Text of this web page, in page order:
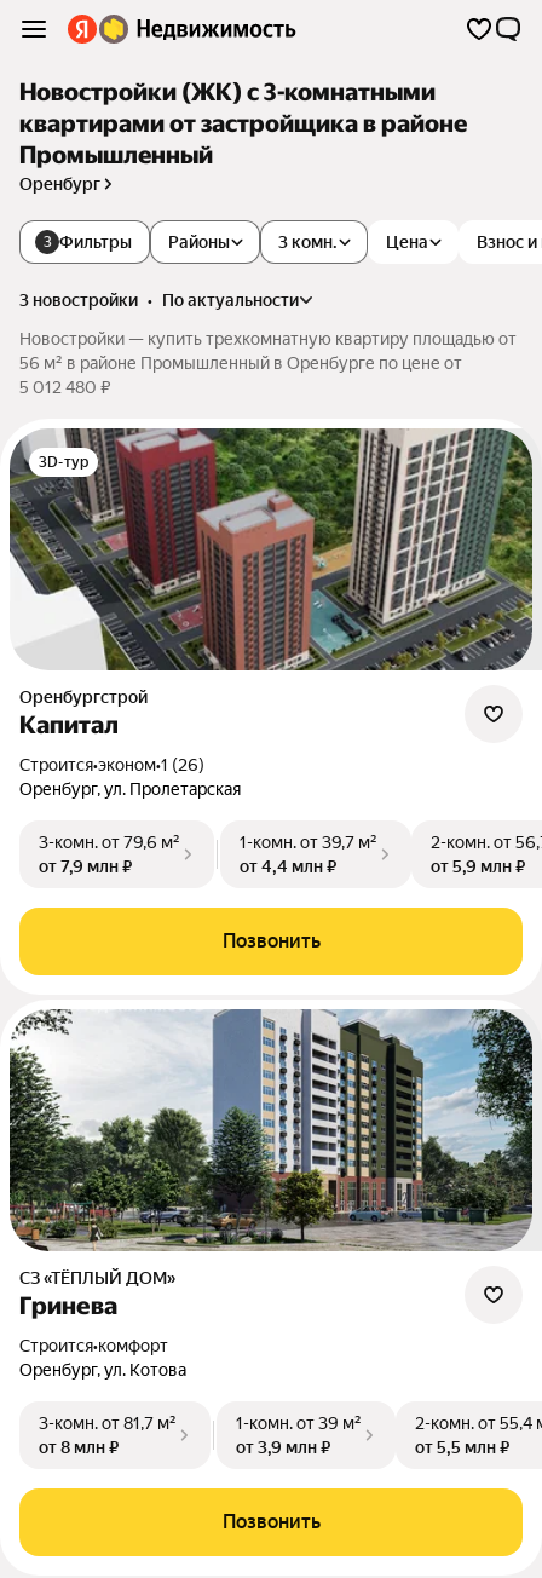
Новостройки (ЖК) с 3-комнатными
квартирами от застройщика в районе
Промышленный
Оренбург
3 Фильтры Цена Взнос
Районы 3 комн.
3 новостройки •
по актуальности
Новостройки — купить трехкомнатную квартиру площадью от
56 м² в районе Промышленный в Оренбурге по цене от
5 012 480 ₽
3D-тур
Оренбургстрой
Капитал
Строится•эконом•1 (26)
Оренбург, ул. Пролетарская
3-комн.от 79,6 м²
от 7,9 млн ₽
1-комн.от 39,7 м²
от 4,4 млн ₽
2-комн.от
от 5,9 млн ₽
Позвонить
СЗ «ТЁПЛЫЙ ДОМ»
Гринева
Строится•комфорт
Оренбург, ул. Котова
3-комн.от 81,7 м²
от 8 млн ₽
1-комн.от 39 м²
от 3,9 млн ₽
2-комн.от 55,4
от 5,5 млн ₽
Позвонить